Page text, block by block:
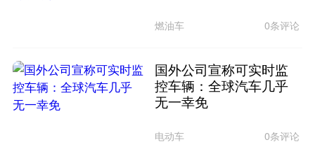
燃油车 0条评论
国外公司宣称可实时监
控车辆：全球汽车几乎
无一幸免
电动车 0条评论